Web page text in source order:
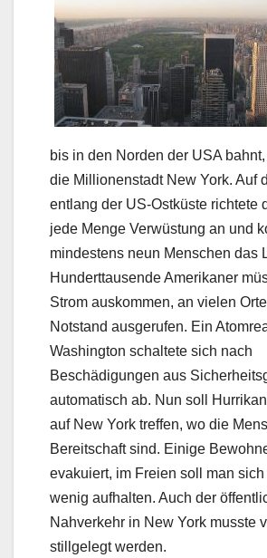
bis in den Norden der USA
die Millionenstadt New York. Auf
entlang der US-Ostküste richtete
jede Menge Verwüstung an und
mindestens neun Menschen das
Hunderttausende Amerikaner
Strom auskommen, an vielen
Notstand ausgerufen. Ein
Washington schaltete sich nach
Beschädigungen aus
automatisch ab. Nun soll
auf New York treffen, wo die
Bereitschaft sind. Einige
evakuiert, im Freien soll man
wenig aufhalten. Auch der
Nahverkehr in New York musste
stillgelegt werden.